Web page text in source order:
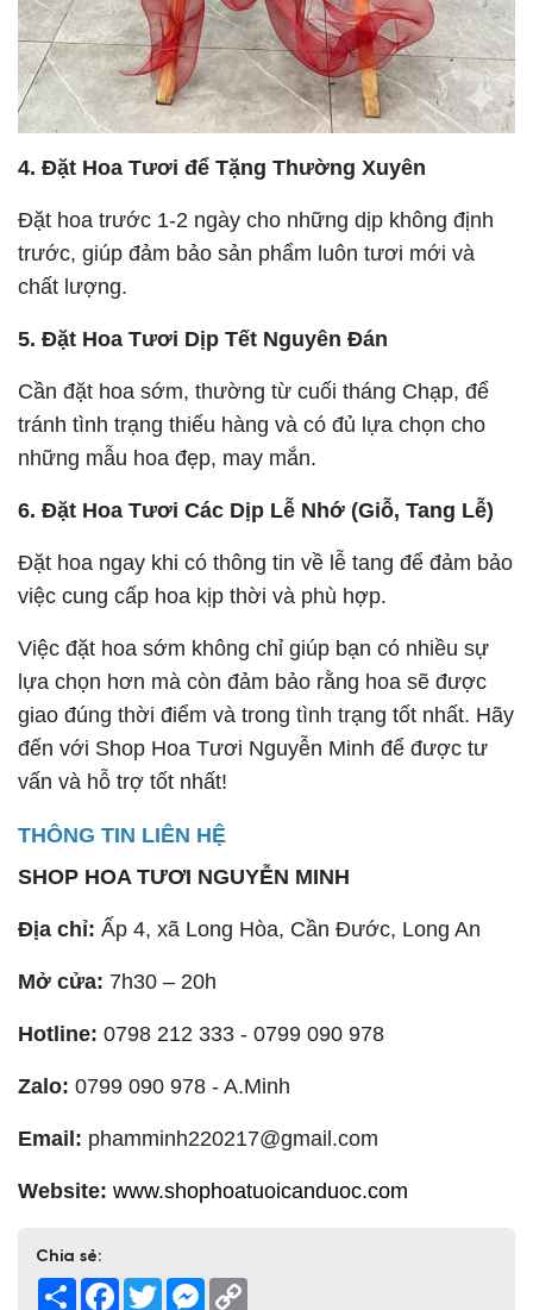
4. Đặt Hoa Tươi để Tặng Thường Xuyên
Đặt hoa trước 1-2 ngày cho những dịp không định
trước, giúp đảm bảo sản phẩm luôn tươi mới và
chất lượng.
5. Đặt Hoa Tươi Dịp Tết Nguyên Đán
Cần đặt hoa sớm, thường từ cuối tháng Chạp, để
tránh tình trạng thiếu hàng và có đủ lựa chọn cho
những mẫu hoa đẹp, may mắn.
6. Đặt Hoa Tươi Các Dịp Lễ Nhớ (Giỗ, Tang Lễ)
Đặt hoa ngay khi có thông tin về lễ tang để đảm bảo
việc cung cấp hoa kịp thời và phù hợp.
Việc đặt hoa sớm không chỉ giúp bạn có nhiều sự
lựa chọn hơn mà còn đảm bảo rằng hoa sẽ được
giao đúng thời điểm và trong tình trạng tốt nhất. Hãy
đến với Shop Hoa Tươi Nguyễn Minh để được tư
vấn và hỗ trợ tốt nhất!
THÔNG TIN LIÊN HỆ
SHOP HOA TƯƠI NGUYỄN MINH
Địa chỉ: Ấp 4, xã Long Hòa, Cần Đước, Long An
Mở cửa: 7h30 – 20h
Hotline: 0798 212 333 - 0799 090 978
Zalo: 0799 090 978 - A.Minh
Email: phamminh220217@gmail.com
Website: www.shophoatuoicanduoc.com
Chia sẻ:
Share Facebook
TwitterMessenger